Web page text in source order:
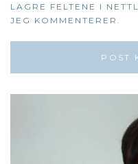
LAGRE FELTENE I
JEG KOMMENTERER.